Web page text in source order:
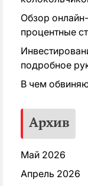
Обзор
процентные
подробное
В чем
Архив
Май 2026
Апрель 2026